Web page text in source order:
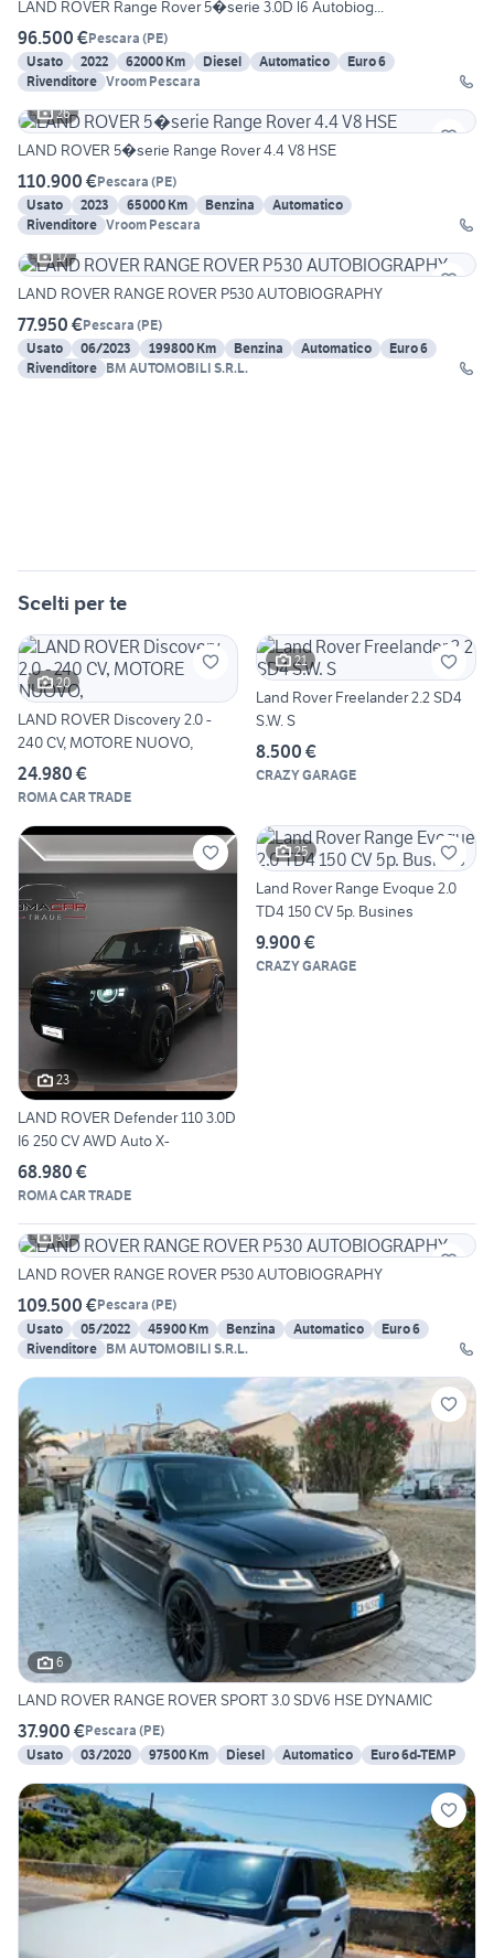
LAND ROVER Range Rover 5�serie 3.0D l6 Autobiog...
96.500 €Pescara (PE)
Usato
2022 62000 Km Diesel Automatico
Euro 6
Rivenditore Vroom Pescara
26
LAND ROVER 5�serie Range Rover 4.4 V8 HSE
110.900 €Pescara (PE)
Usato
2023 65000 Km Benzina
Automatico
Rivenditore Vroom Pescara
17
LAND ROVER RANGE ROVER P530 AUTOBIOGRAPHY
77.950 €Pescara (PE)
Usato
06/2023 199800 Km Benzina Automatico
Euro 6
Rivenditore BM AUTOMOBILI S.R.L.
Scelti per te
20
LAND ROVER Discovery 2.0 -
240 CV, MOTORE NUOVO,
24.980 €
ROMA CAR TRADE
21
Land Rover Freelander 2.2 SD4
S.W. S
8.500 €
CRAZY GARAGE
23
LAND ROVER Defender 110 3.0D
I6 250 CV AWD Auto X-
68.980 €
ROMA CAR TRADE
25
Land Rover Range Evoque 2.0
TD4 150 CV 5p. Busines
9.900 €
CRAZY GARAGE
30
LAND ROVER RANGE ROVER P530 AUTOBIOGRAPHY
109.500 €Pescara (PE)
Usato
05/2022 45900 Km Benzina Automatico
Euro 6
Rivenditore BM AUTOMOBILI S.R.L.
6
LAND ROVER RANGE ROVER SPORT 3.0 SDV6 HSE DYNAMIC
37.900 €Pescara (PE)
Usato
03/2020 97500 Km Diesel Automatico Euro 6d-TEMP